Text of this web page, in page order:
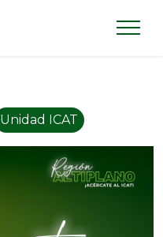
Unidad ICAT